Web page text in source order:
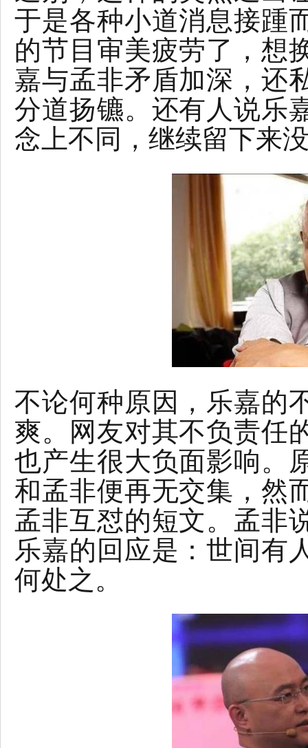
于是各种小道消息接踵
的节目审美疲劳了，想
嘉与孟非矛盾加深，还
分道扬镳。还有人说乐
念上不同，继续留下来
不论何种原因，乐嘉的
爽。网友对其不负责任
也产生很大负面影响。
和孟非便再无交集，然
孟非互怼的短文。孟非
乐嘉的回应是：世间有
何处之。